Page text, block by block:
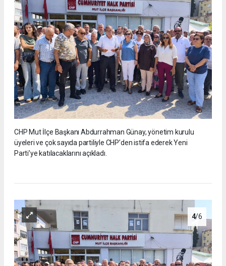
CHP Mut İlçe Başkanı Abdurrahman Günay, yönetim kurulu
üyeleri ve çok sayıda partiliyle CHP’den istifa ederek Yeni
Parti’ye katılacaklarını açıkladı.
4/6